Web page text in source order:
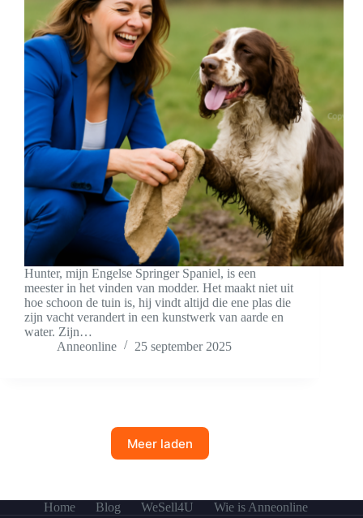
Hunter, mijn Engelse Springer Spaniel, is een
meester in het vinden van modder. Het maakt niet uit
hoe schoon de tuin is, hij vindt altijd die ene plas die
zijn vacht verandert in een kunstwerk van aarde en
water. Zijn…
Anneonline
25 september 2025
Meer laden
Home Blog WeSell4U
Wie is Anneonline